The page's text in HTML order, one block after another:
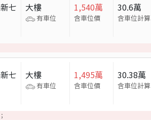
七
大樓
有車位
1,540萬
含車位價
30.6萬
含車位計算
七
大樓
有車位
1,495萬
含車位價
30.38萬
含車位計算